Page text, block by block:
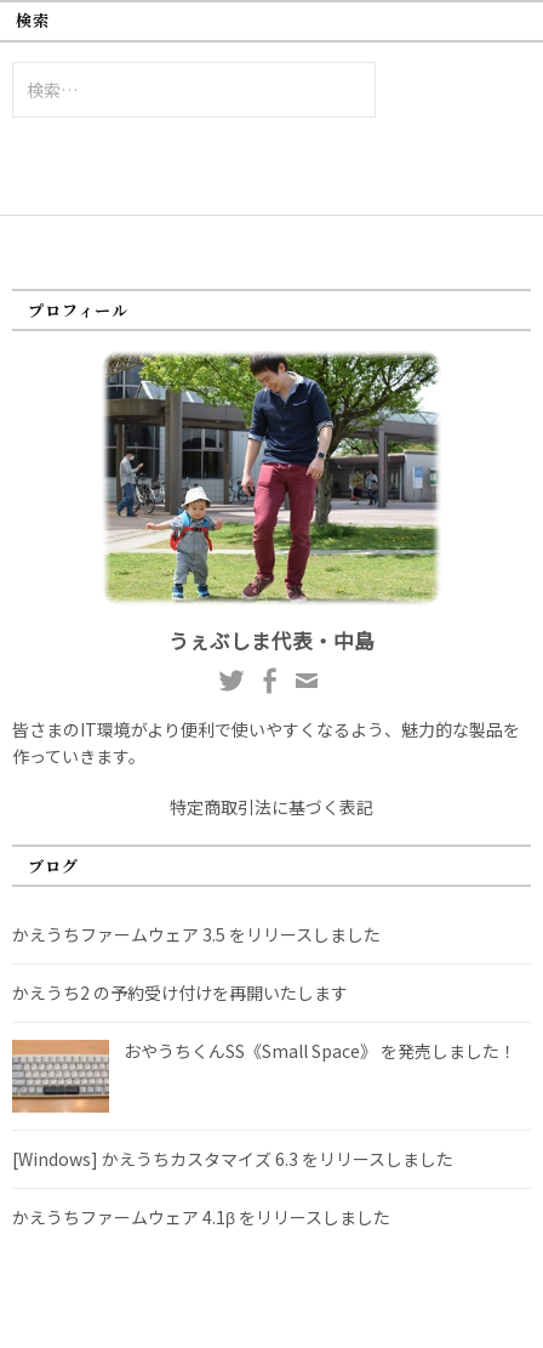
検索
索:
プロフィール
うぇぶしま代表・中島
皆さまのIT環境がより便利で使いやすくなるよう、魅力的な製品を
作っていきます。
特定商取引法に基づく表記
ブログ
かえうちファームウェア 3.5 をリリースしました
かえうち2 の予約受け付けを再開いたします
おやうちくんSS《Small Space》 を発売しました！
[Windows] かえうちカスタマイズ 6.3 をリリースしました
かえうちファームウェア 4.1β をリリースしました